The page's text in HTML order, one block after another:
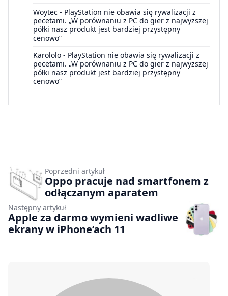
Woytec - PlayStation nie obawia się rywalizacji z
pecetami. „W porównaniu z PC do gier z najwyższej
półki nasz produkt jest bardziej przystępny
cenowo”
Karololo - PlayStation nie obawia się rywalizacji z
pecetami. „W porównaniu z PC do gier z najwyższej
półki nasz produkt jest bardziej przystępny
cenowo”
Poprzedni artykuł
Oppo pracuje nad smartfonem z
odłączanym aparatem
Następny artykuł
Apple za darmo wymieni wadliwe
ekrany w iPhone’ach 11